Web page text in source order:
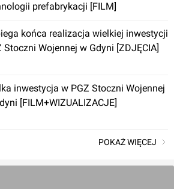
prefabrykacji [FILM]
końca realizacja wielkiej inwestycji
Stoczni Wojennej w Gdyni [ZDJĘCIA]
inwestycja w PGZ Stoczni Wojennej
[FILM+WIZUALIZACJE]
POKAŻ WIĘCEJ